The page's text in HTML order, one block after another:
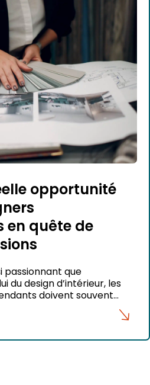
opportunité
en quête de
passionnant que
du design d’intérieur, les
doivent souvent
activité actuelle peut